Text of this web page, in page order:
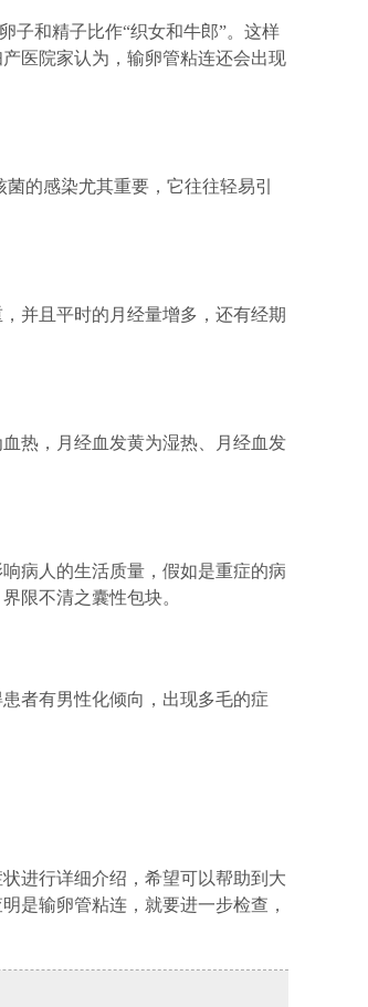
和精子比作“织女和牛郎”。这样
医院家认为，输卵管粘连还会出现
的感染尤其重要，它往往轻易引
并且平时的月经量增多，还有经期
热，月经血发黄为湿热、月经血发
病人的生活质量，假如是重症的病
限不清之囊性包块。
者有男性化倾向，出现多毛的症
进行详细介绍，希望可以帮助到大
是输卵管粘连，就要进一步检查，